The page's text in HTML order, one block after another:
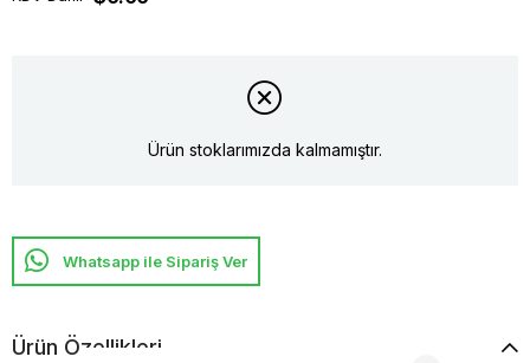
Ürün stoklarımızda kalmamıştır.
Whatsapp ile Sipariş Ver
Ürün Özellikleri